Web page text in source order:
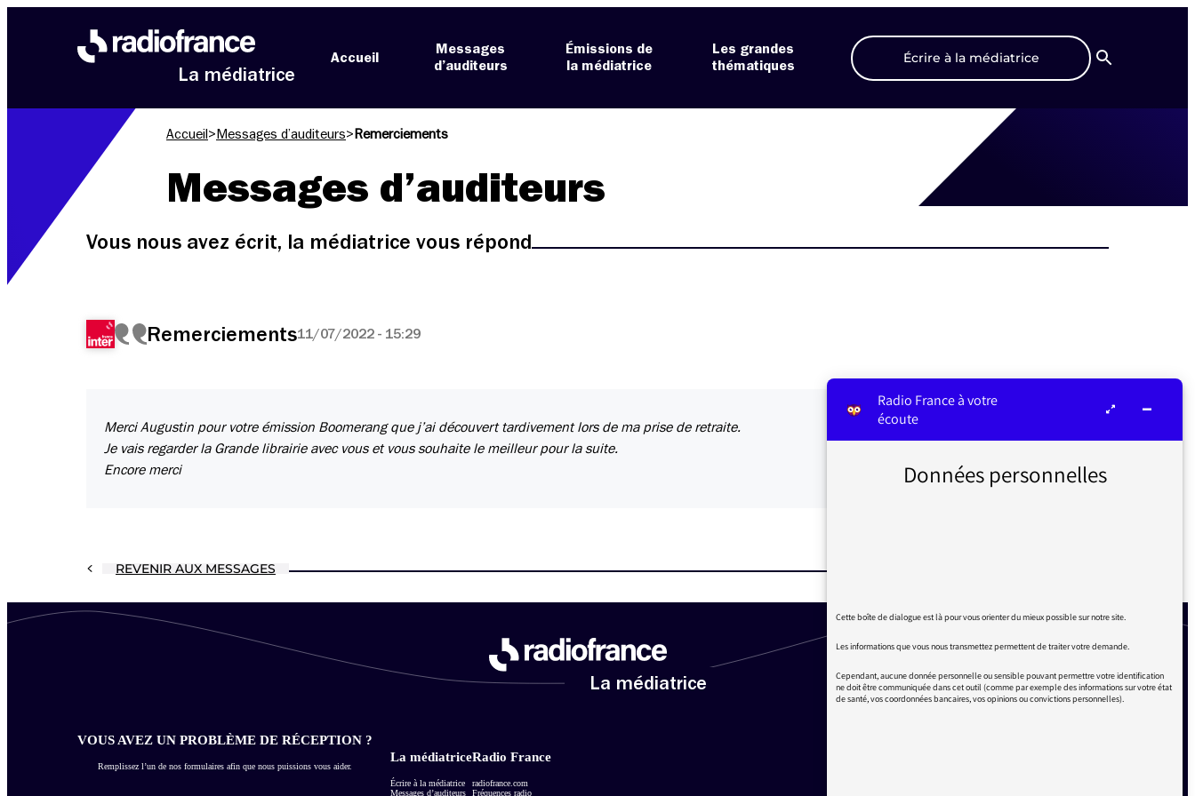
La médiatrice
Accueil
Messages
d’auditeurs
Émissions de
la médiatrice
Les grandes
thématiques
Écrire à la médiatrice
Recherche
Accueil > Messages d’auditeurs> Remerciements
Messages d’auditeurs
Vous nous avez écrit, la médiatrice vous répond
Remerciements11/07/2022 - 15:29
Merci Augustin pour votre émission Boomerang que j’ai découvert tardivement lors de ma prise de retraite.
Je vais regarder la Grande librairie avec vous et vous souhaite le meilleur pour la suite.
Encore merci
REVENIR AUX MESSAGES
La médiatrice
VOUS AVEZ UN PROBLÈME DE RÉCEPTION ?
Remplissez l’un de nos formulaires afin que nous puissions vous aider.
La médiatrice
Écrire à la médiatrice
Messages d’auditeurs
Radio France
radiofrance.com
Fréquences radio
Radio France à votre
écoute
Données personnelles
Cette boîte de dialogue est là pour vous orienter du mieux possible sur notre site.
Les informations que vous nous transmettez permettent de traiter votre demande.
Cependant, aucune donnée personnelle ou sensible pouvant permettre votre identification
ne doit être communiquée dans cet outil (comme par exemple des informations sur votre état
de santé, vos coordonnées bancaires, vos opinions ou convictions personnelles).